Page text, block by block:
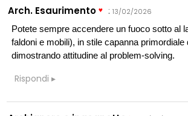
Arch. Esaurimento :13/02/2026
Potete sempre accendere un fuoco sotto al
faldoni e mobili), in stile capanna primordiale
dimostrando attitudine al problem-solving.
Rispondi